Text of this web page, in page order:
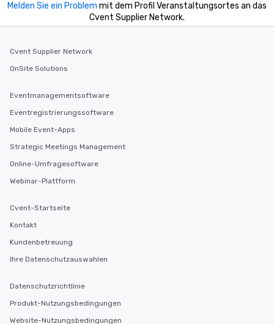
Melden Sie ein Problem mit dem Profil Veranstaltungsortes an das
Cvent Supplier Network.
Cvent Supplier Network
OnSite Solutions
Eventmanagementsoftware
Eventregistrierungssoftware
Mobile Event-Apps
Strategic Meetings Management
Online-Umfragesoftware
Webinar-Plattform
Cvent-Startseite
Kontakt
Kundenbetreuung
Ihre Datenschutzauswahlen
Datenschutzrichtlinie
Produkt-Nutzungsbedingungen
Website-Nutzungsbedingungen